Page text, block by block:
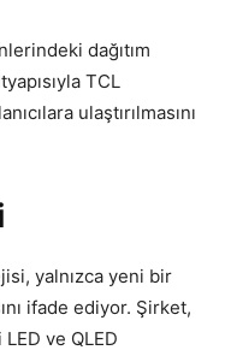
dağıtım
TCL
ulaştırılmasını
yalnızca yeni bir
ifade ediyor. Şirket,
ve QLED